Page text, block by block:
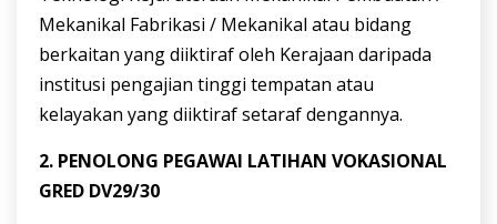
Mekanikal Fabrikasi / Mekanikal atau bidang
berkaitan yang diiktiraf oleh Kerajaan daripada
institusi pengajian tinggi tempatan atau
kelayakan yang diiktiraf setaraf dengannya.
2. PENOLONG PEGAWAI LATIHAN VOKASIONAL
GRED DV29/30